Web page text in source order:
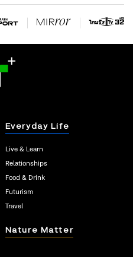
Everyday Life
Live & Learn
Relationships
Food & Drink
Futurism
Travel
Nature Matter